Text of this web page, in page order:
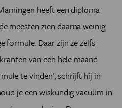
heeft een diploma
meesten zien daarna weinig
formule. Daar zijn ze zelfs
van een hele maand
te vinden’, schrijft hij in
je een wiskundig vacuüm in